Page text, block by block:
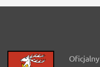
Oficjalny